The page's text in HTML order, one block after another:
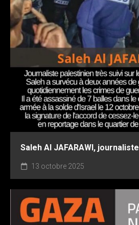
Saleh AI JAFARAWI, journaliste
13 octobre 2025